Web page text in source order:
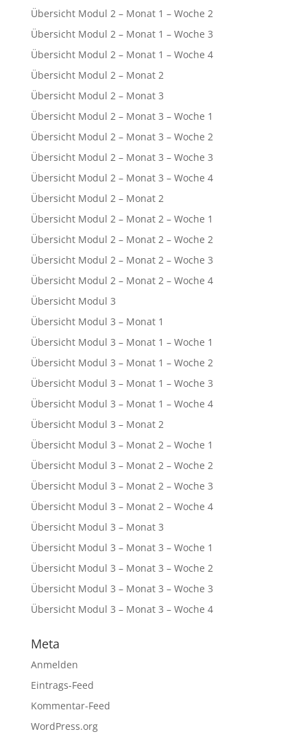
Übersicht Modul 2 – Monat 1 – Woche 2
Übersicht Modul 2 – Monat 1 – Woche 3
Übersicht Modul 2 – Monat 1 – Woche 4
Übersicht Modul 2 – Monat 2
Übersicht Modul 2 – Monat 3
Übersicht Modul 2 – Monat 3 – Woche 1
Übersicht Modul 2 – Monat 3 – Woche 2
Übersicht Modul 2 – Monat 3 – Woche 3
Übersicht Modul 2 – Monat 3 – Woche 4
Übersicht Modul 2 – Monat 2
Übersicht Modul 2 – Monat 2 – Woche 1
Übersicht Modul 2 – Monat 2 – Woche 2
Übersicht Modul 2 – Monat 2 – Woche 3
Übersicht Modul 2 – Monat 2 – Woche 4
Übersicht Modul 3
Übersicht Modul 3 – Monat 1
Übersicht Modul 3 – Monat 1 – Woche 1
Übersicht Modul 3 – Monat 1 – Woche 2
Übersicht Modul 3 – Monat 1 – Woche 3
Übersicht Modul 3 – Monat 1 – Woche 4
Übersicht Modul 3 – Monat 2
Übersicht Modul 3 – Monat 2 – Woche 1
Übersicht Modul 3 – Monat 2 – Woche 2
Übersicht Modul 3 – Monat 2 – Woche 3
Übersicht Modul 3 – Monat 2 – Woche 4
Übersicht Modul 3 – Monat 3
Übersicht Modul 3 – Monat 3 – Woche 1
Übersicht Modul 3 – Monat 3 – Woche 2
Übersicht Modul 3 – Monat 3 – Woche 3
Übersicht Modul 3 – Monat 3 – Woche 4
Meta
Anmelden
Eintrags-Feed
Kommentar-Feed
WordPress.org